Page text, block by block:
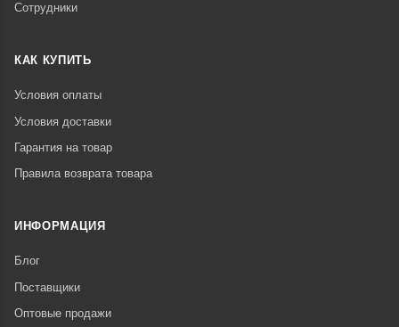
Сотрудники
КАК КУПИТЬ
Условия оплаты
Условия доставки
Гарантия на товар
Правила возврата товара
ИНФОРМАЦИЯ
Блог
Поставщики
Оптовые продажи